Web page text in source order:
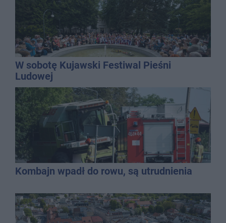
W sobotę Kujawski Festiwal Pieśni
Ludowej
Kombajn wpadł do rowu, są utrudnienia